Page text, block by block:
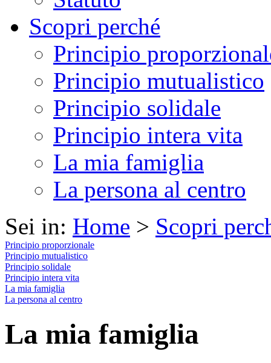
Scopri perché
Principio
Principio mutualistico
Principio solidale
Principio intera vita
La mia famiglia
La persona al centro
Sei in: Home > Scopri
Principio proporzionale
Principio mutualistico
Principio solidale
Principio intera vita
La mia famiglia
La persona al centro
La mia famiglia